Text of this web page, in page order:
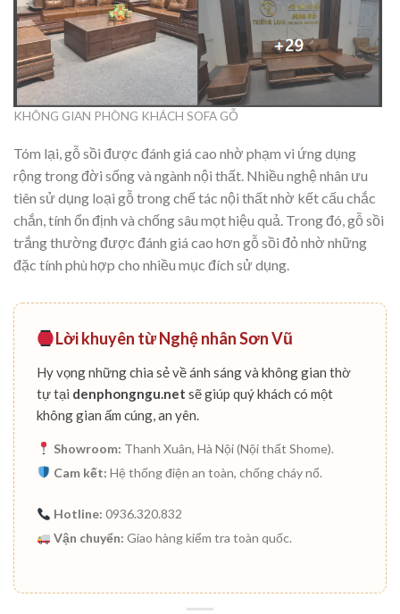
KHÔNG GIAN PHÒNG KHÁCH SOFA GỖ
Tóm lại, gỗ sồi được đánh giá cao nhờ phạm vi ứng dụng
rộng trong đời sống và ngành nội thất. Nhiều nghệ nhân ưu
tiên sử dụng loại gỗ trong chế tác nội thất nhờ kết cấu chắc
chắn, tính ổn định và chống sâu mọt hiệu quả. Trong đó, gỗ sồi
trắng thường được đánh giá cao hơn gỗ sồi đỏ nhờ những
đặc tính phù hợp cho nhiều mục đích sử dụng.
Lời khuyên từ Nghệ nhân Sơn Vũ
Hy vọng những chia sẻ về ánh sáng và không gian thờ
tự tại denphongngu.net sẽ giúp quý khách có một
không gian ấm cúng, an yên.
Showroom: Thanh Xuân, Hà Nội (Nội thất Shome).
Cam kết: Hệ thống điện an toàn, chống cháy nổ.
Hotline: 0936.320.832
Vận chuyển: Giao hàng kiểm tra toàn quốc.